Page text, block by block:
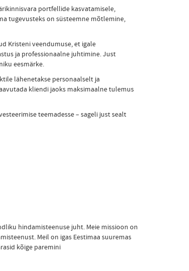
portfellide kasvatamisele,
tugevusteks on süsteemne mõtlemine,
Kristeni veendumuse, et igale
ja professionaalne juhtimine. Just
eesmärke.
lähenetakse personaalselt ja
kliendi jaoks maksimaalne tulemus
teemadesse – sageli just sealt
hindamisteenuse juht. Meie missioon on
Meil on igas Eestimaa suuremas
kõige paremini